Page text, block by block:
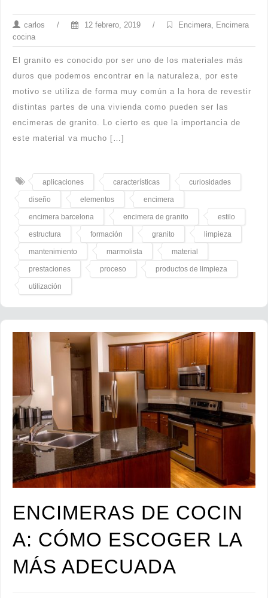
carlos / 12 febrero, 2019 / Encimera
Encimera
cocina
El granito es conocido por ser uno de los materiales más
duros que podemos encontrar en la naturaleza, por este
motivo se utiliza de forma muy común a la hora de revestir
distintas partes de una vivienda como pueden ser las
encimeras de granito. Lo cierto es que la importancia de
este material va mucho […]
aplicaciones características curiosidades
diseño elementos encimera
encimera barcelona encimera de granito estilo
estructura formación granito limpieza
mantenimiento marmolista material
prestaciones proceso productos de limpieza
utilización
ENCIMERAS DE COCIN
A: CÓMO ESCOGER LA
MÁS ADECUADA